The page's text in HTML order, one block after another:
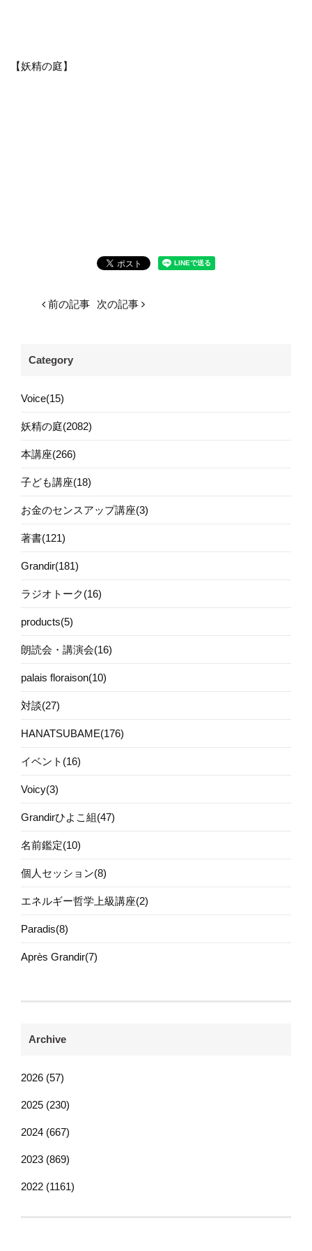
【妖精の庭】
前の記事 次の記事
Category
Voice(15)
妖精の庭(2082)
本講座(266)
子ども講座(18)
お金のセンスアップ講座(3)
著書(121)
Grandir(181)
ラジオトーク(16)
products(5)
朗読会・講演会(16)
palais floraison(10)
対談(27)
HANATSUBAME(176)
イベント(16)
Voicy(3)
Grandirひよこ組(47)
名前鑑定(10)
個人セッション(8)
エネルギー哲学上級講座(2)
Paradis(8)
Après Grandir(7)
Archive
2026 (57)
2025 (230)
2024 (667)
2023 (869)
2022 (1161)